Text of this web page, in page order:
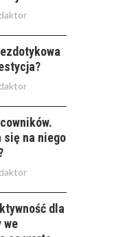
się na niego
dla
we